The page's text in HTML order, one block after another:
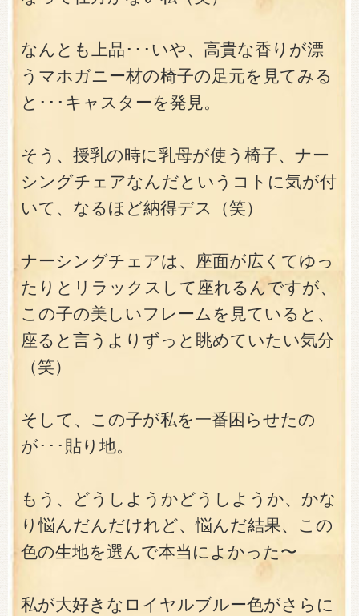
なんとも上品･･･いや、高貴な香りが漂
うマホガニー材の椅子の足元を見てみる
と･･･キャスターを発見。
そう、授乳の時に乳母が使う椅子、ナー
シングチェアなんだというコトに気が付
いて、なるほど納得デス（笑）
ナーシングチェアは、座面が広くてゆっ
たりとリラックスして座れるんですが、
この子の美しいフレームを見ていると、
座ると言うよりずっと眺めていたい気分
（笑）
そして、この子が私を一番困らせたの
が･･･貼り地。
もう、どうしようかどうしようか、かな
り悩んだんだけれど、悩んだ結果、この
色の生地を選んで本当によかった〜
私が大好きなロイヤルブルー色がさらに